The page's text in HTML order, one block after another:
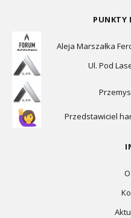
PUNKTY
Aleja Marszałka
Ul. Pod
Przedstawiciel